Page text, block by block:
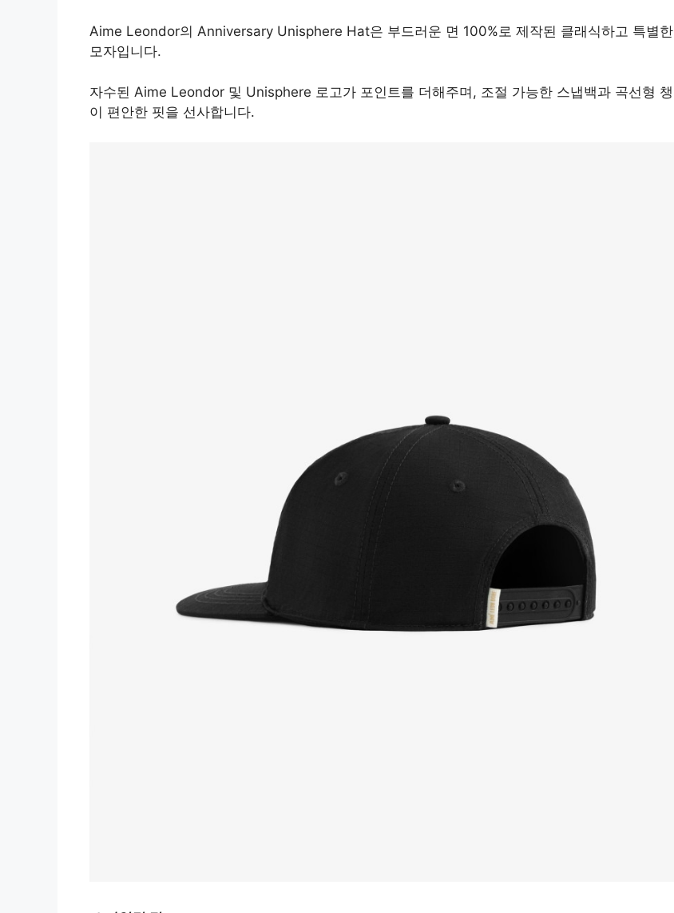
Aime Leondor의 Anniversary Unisphere Hat은 부드러운 면 100%로 제작된 클래식하고 특별한
모자입니다.
자수된 Aime Leondor 및 Unisphere 로고가 포인트를 더해주며, 조절 가능한 스냅백과 곡선형 챙
이 편안한 핏을 선사합니다.